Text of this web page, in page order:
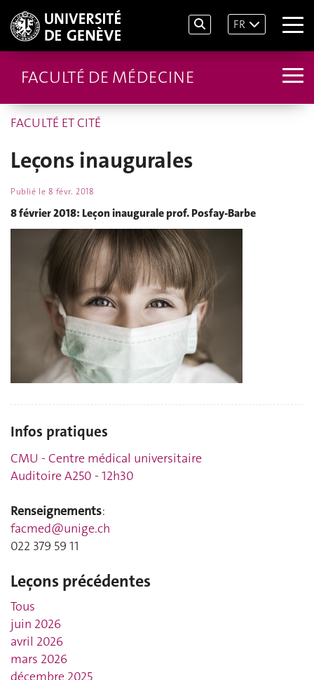
FR
FACULTÉ DE MÉDECINE
FACULTÉ ET CITÉ
Leçons inaugurales
Publié le 8 févr. 2018
8 février 2018: Leçon inaugurale prof. Posfay-Barbe
Infos pratiques
CMU - Centre médical universitaire
Auditoire A250 - 12h30
Renseignements:
facmed@unige.ch
022 379 59 11
Leçons précédentes
Tous
juin 2026
avril 2026
mars 2026